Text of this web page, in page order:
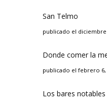
San Telmo
publicado el diciembre
Donde comer la
publicado el febrero 6,
Los bares